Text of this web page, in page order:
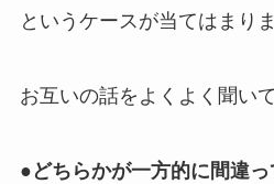
というケースが当てはまりま
お互いの話をよくよく聞い
●どちらかが一方的に間違